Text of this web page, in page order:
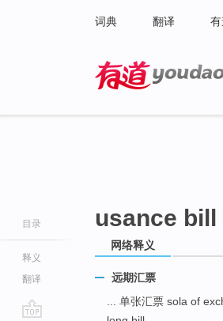
词典 翻译
目录
释义
翻译
usance
网络释义
远期汇票
... 单张汇票 sola of